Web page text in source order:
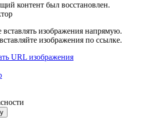
контент был восстановлен.
изображения напрямую.
изображения по ссылке.
URL изображения